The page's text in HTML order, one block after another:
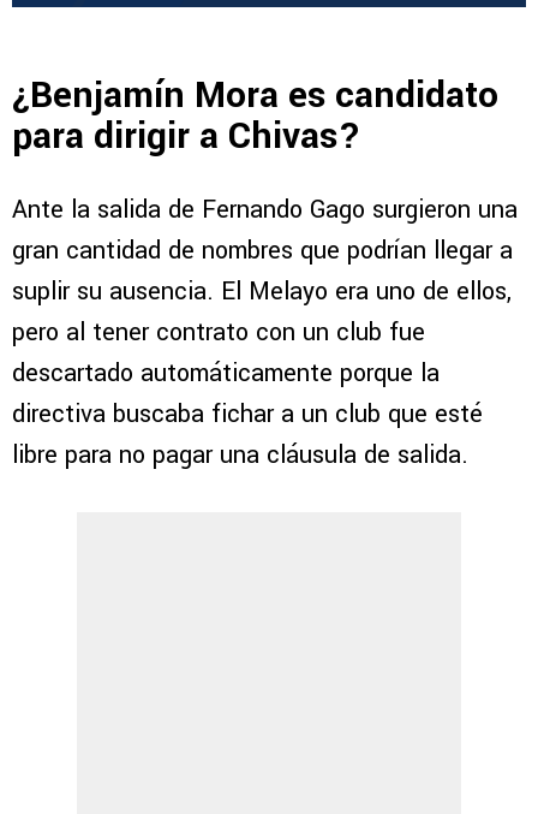
¿Benjamín Mora es candidato
para dirigir a Chivas?
Ante la salida de Fernando Gago surgieron una
gran cantidad de nombres que podrían llegar a
suplir su ausencia. El Melayo era uno de ellos,
pero al tener contrato con un club fue
descartado automáticamente porque la
directiva buscaba fichar a un club que esté
libre para no pagar una cláusula de salida.